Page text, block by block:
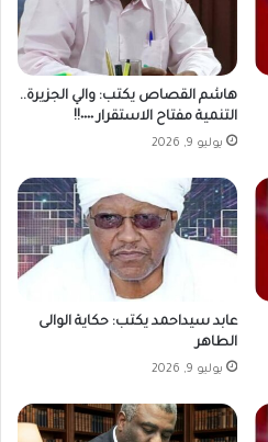
هاشم القصاص يكتب: والي الجزيرة..
التنمية مفتاح الاستقرار ٠٠٠٠!!
يوليو 9, 2026
عابد سيداحمد يكتب: حكاية الوالى
الطاهر
يوليو 9, 2026